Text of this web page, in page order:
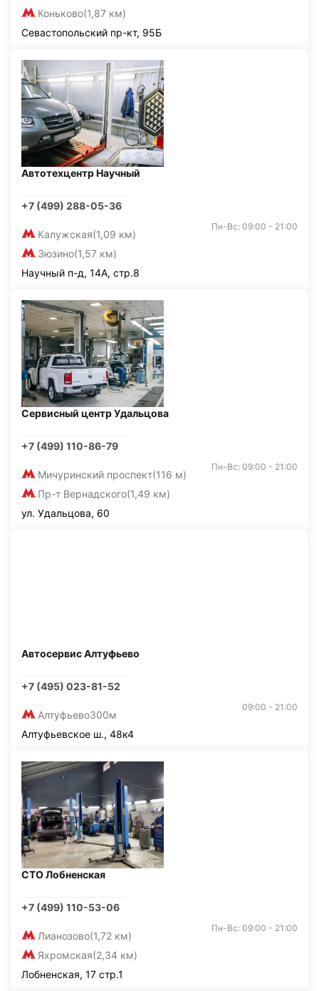
Коньково(1,87 км)
Севастопольский пр-кт, 95Б
Автотехцентр Научный
+7 (499) 288-05-36
Калужская(1,09 км)
Зюзино(1,57 км)
Пн-Вс: 09:00 - 21:00
Научный п-д, 14А, стр.8
Сервисный центр Удальцова
+7 (499) 110-86-79
Мичуринский проспект(116 м)
Пр-т Вернадского(1,49 км)
Пн-Вс: 09:00 - 21:00
ул. Удальцова, 60
Автосервис Алтуфьево
+7 (495) 023-81-52
Алтуфьево300м
09:00 - 21:00
Алтуфьевское ш., 48к4
СТО Лобненская
+7 (499) 110-53-06
Лианозово(1,72 км)
Яхромская(2,34 км)
Пн-Вс: 09:00 - 21:00
Лобненская, 17 стр.1